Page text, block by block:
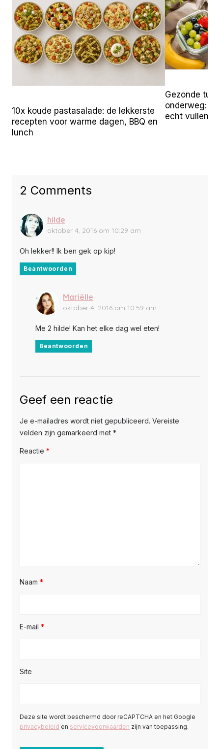
10x koude pastasalade: de lekkerste
recepten voor warme dagen, BBQ en
lunch
Gezonde
onderweg:
echt vullen
2 Comments
hilde
oktober 4, 2016 om 10:29 am
Oh lekker!! Ik ben gek op kip!
Beantwoorden
Mariëlle
oktober 4, 2016 om 10:59 am
Me 2 hilde! Kan het elke dag wel eten!
Beantwoorden
Geef een reactie
Je e-mailadres wordt niet gepubliceerd. Vereiste
velden zijn gemarkeerd met *
Reactie *
Naam *
E-mail *
Site
Deze site wordt beschermd door reCAPTCHA en het Google
privacybeleid en servicevoorwaarden zijn van toepassing.